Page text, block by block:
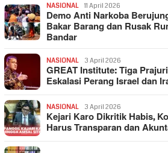
NASIONAL 11 April 2026
Demo Anti Narkoba
Bakar Barang dan Rusak
Bandar
NASIONAL 3 April 2026
GREAT Institute: Tiga
Eskalasi Perang Israel dan
NASIONAL 3 April 2026
Kejari Karo Dikritik Habis,
Harus Transparan dan